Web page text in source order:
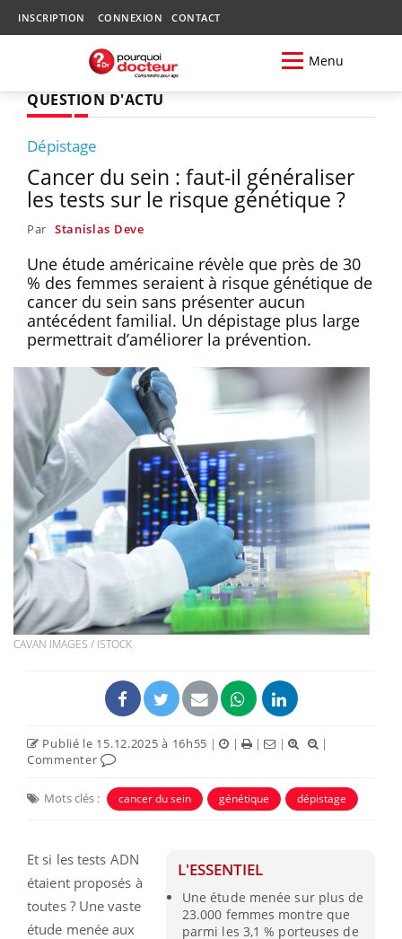
INSCRIPTION CONNEXION CONTACT
Menu
QUESTION D'ACTU
Dépistage
Cancer du sein : faut-il généraliser
les tests sur le risque génétique ?
Par Stanislas Deve
Une étude américaine révèle que près de 30
% des femmes seraient à risque génétique de
cancer du sein sans présenter aucun
antécédent familial. Un dépistage plus large
permettrait d’améliorer la prévention.
CAVAN IMAGES / ISTOCK
Publié le 15.12.2025 à 16h55 | | | |
|
Commenter
Mots clés : cancer du sein génétique dépistage
L'ESSENTIEL
Une étude menée sur plus de
23.000 femmes montre que
parmi les 3,1 % porteuses de
Et si les tests ADN
étaient proposés à
toutes ? Une vaste
étude menée aux